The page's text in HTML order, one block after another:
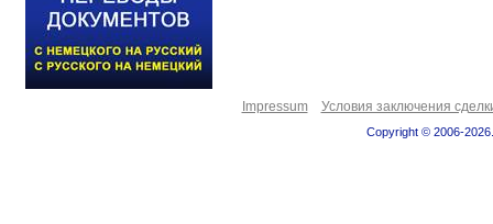
Impressum Условия заключения
Copyright © 2006-